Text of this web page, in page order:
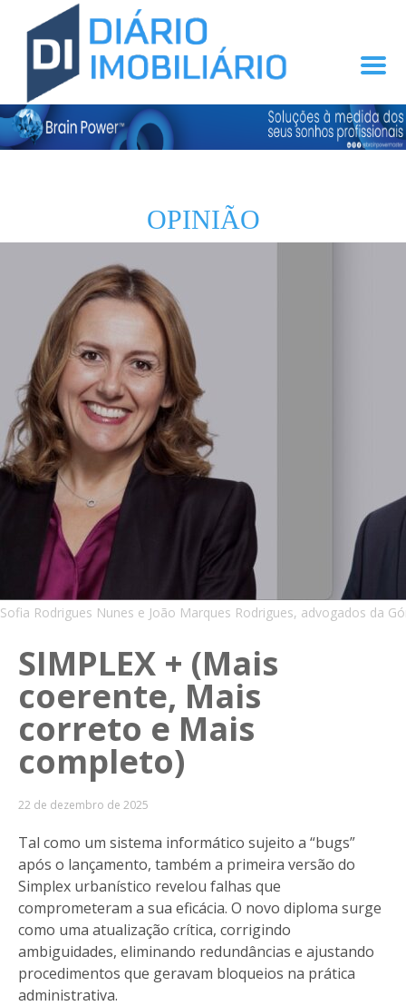
OPINIÃO
Sofia Rodrigues Nunes e João Marques Rodrigues, advogados da
SIMPLEX + (Mais
coerente, Mais
correto e Mais
completo)
22 de dezembro de 2025
Tal como um sistema informático sujeito a “bugs”
após o lançamento, também a primeira versão do
Simplex urbanístico revelou falhas que
comprometeram a sua eficácia. O novo diploma surge
como uma atualização crítica, corrigindo
ambiguidades, eliminando redundâncias e ajustando
procedimentos que geravam bloqueios na prática
administrativa.